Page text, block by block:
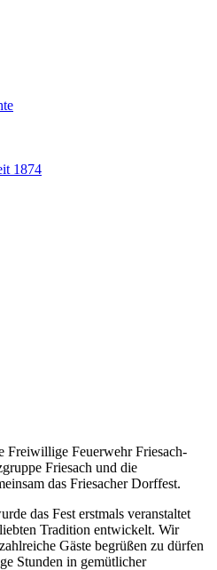
1874
Freiwillige Feuerwehr Friesach-
Friesach und die
das Friesacher Dorffest.
das Fest erstmals veranstaltet
Tradition entwickelt. Wir
Gäste begrüßen zu dürfen
Stunden in gemütlicher